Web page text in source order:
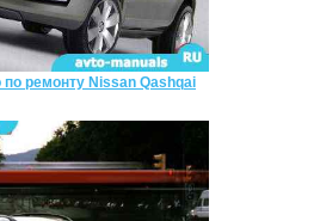
по ремонту Nissan Qashqai